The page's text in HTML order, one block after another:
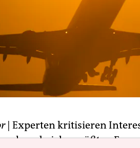
| Experten kritisieren
bei der größten